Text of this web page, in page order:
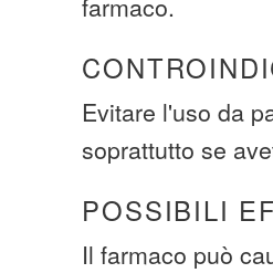
Evitare l'uso da
soprattutto se
POSSIBILI
Il farmaco può